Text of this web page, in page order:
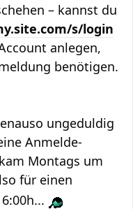
– kannst du
s/login
anlegen,
benötigen.
ungeduldig
Anmelde-
Montags um
für einen